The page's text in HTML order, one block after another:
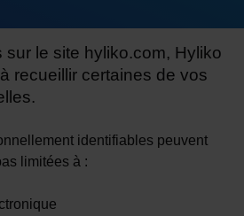
sur le site hyliko.com, Hyliko
recueillir certaines de vos
identifiables peuvent
limitées à :